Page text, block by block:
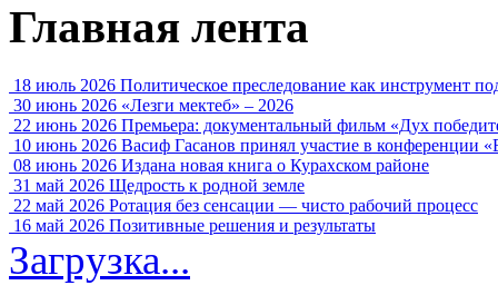
Главная лента
18 июль 2026 Политическое преследование как инструмент
30 июнь 2026 «Лезги мектеб» – 2026
22 июнь 2026 Премьера: документальный фильм «Дух
10 июнь 2026 Васиф Гасанов принял участие в конференции
08 июнь 2026 Издана новая книга о Курахском районе
31 май 2026 Щедрость к родной земле
22 май 2026 Ротация без сенсации — чисто рабочий процесс
16 май 2026 Позитивные решения и результаты
Загрузка...